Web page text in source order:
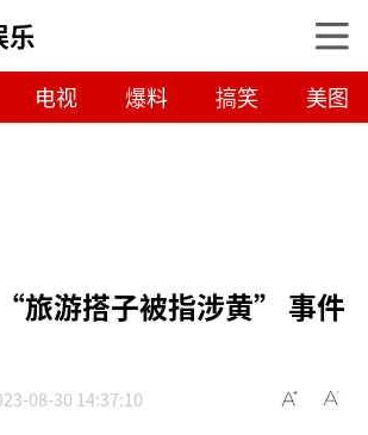
乐
电视 爆料 搞笑 美图
旅游搭子被指涉黄” 事件
08-30 14:37:10